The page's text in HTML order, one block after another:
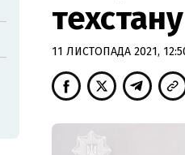
11 ЛИСТОПАДА 2021,